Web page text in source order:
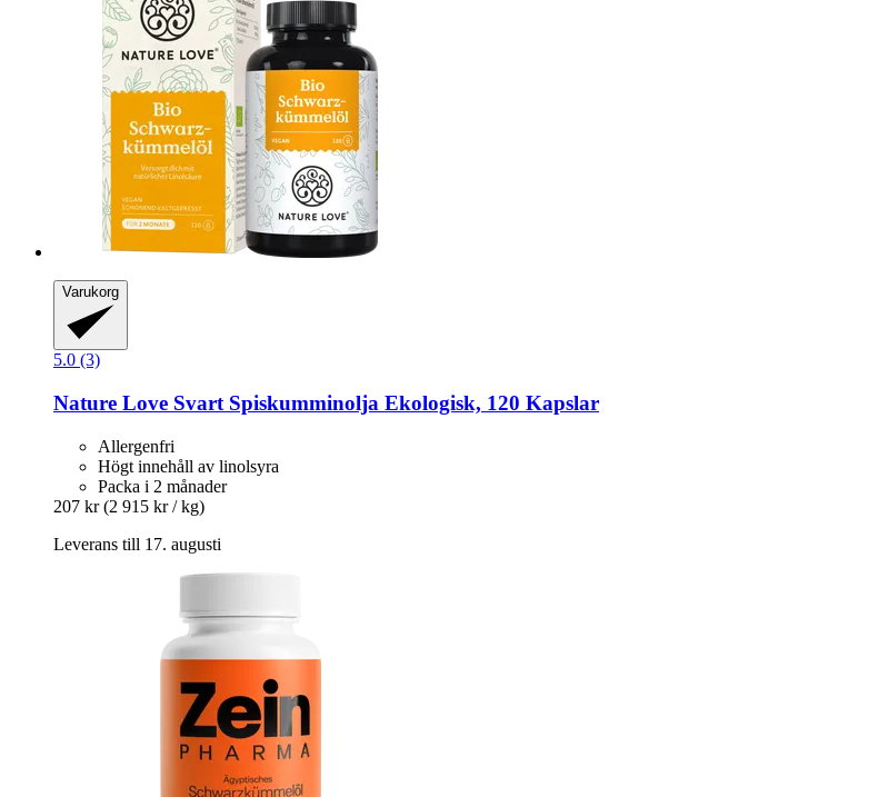
Varukorg
5.0 (3)
Nature Love Svart Spiskumminolja Ekologisk, 120 Kapslar
Allergenfri
Högt innehåll av linolsyra
Packa i 2 månader
207 kr (2 915 kr / kg)
Leverans till 17. augusti